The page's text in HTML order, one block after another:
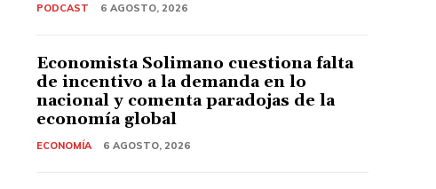
PODCAST 6 AGOSTO, 2026
Economista Solimano cuestiona falta
de incentivo a la demanda en lo
nacional y comenta paradojas de la
economía global
ECONOMÍA 6 AGOSTO, 2026